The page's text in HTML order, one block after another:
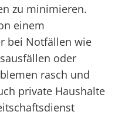
zu minimieren.
einem
bei Notfällen wie
oder
rasch und
private Haushalte